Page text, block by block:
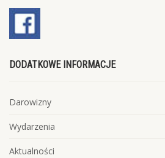
DODATKOWE INFORMACJE
Darowizny
Wydarzenia
Aktualności